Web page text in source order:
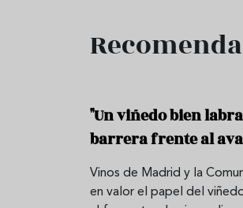
"Un viñedo bien
barrera frente al
Vinos de Madrid y la
en valor el papel del